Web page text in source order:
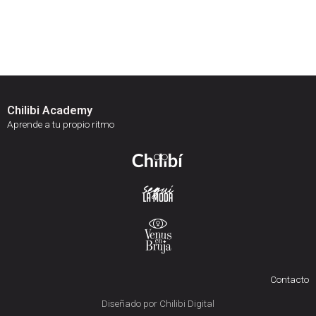
Chilibi Academy
Aprende a tu propio ritmo
Contacto
Diseñado por Chilibi Digital